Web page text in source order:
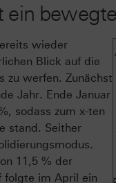
ein
wieder
Blick auf die
zu werfen. Zunächst
Jahr. Ende Januar
sodass zum x-ten
stand. Seither
11,5 % der
folgte im April ein